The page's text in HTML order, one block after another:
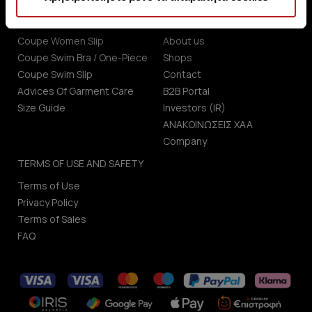
CUSTOMER SERVICE
Coupe Women Slip
Coupe Swim Bra / One-Piece
Coupe Swim Slip
Advices Of Garment Care
Size Guide
ABOUT US
About us
Shops
Contact
B2B Portal
Investors (IR)
ΑΝΑΚΟΙΝΩΣΕΙΣ ΧΑΑ
Company
TERMS OF USE AND SAFETY
Terms of Use
Privacy Policy
Terms of Sales
FAQ